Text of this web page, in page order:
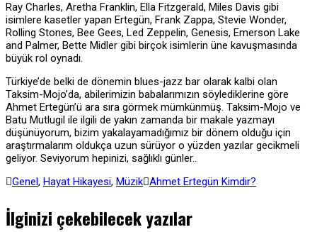
Ray Charles, Aretha Franklin, Ella Fitzgerald, Miles Davis gibi
isimlere kasetler yapan Ertegün, Frank Zappa, Stevie Wonder,
Rolling Stones, Bee Gees, Led Zeppelin, Genesis, Emerson Lake
and Palmer, Bette Midler gibi birçok isimlerin üne kavuşmasında
büyük rol oynadı.
Türkiye’de belki de dönemin blues-jazz bar olarak kalbi olan
Taksim-Mojo’da, abilerimizin babalarımızın söylediklerine göre
Ahmet Ertegün’ü ara sıra görmek mümkünmüş. Taksim-Mojo ve
Batu Mutlugil ile ilgili de yakın zamanda bir makale yazmayı
düşünüyorum, bizim yakalayamadığımız bir dönem olduğu için
araştırmalarım oldukça uzun sürüyor o yüzden yazılar gecikmeli
geliyor. Seviyorum hepinizi, sağlıklı günler..
Genel, Hayat Hikayesi, Müzik Ahmet Ertegün Kimdir?
İlginizi çekebilecek yazılar